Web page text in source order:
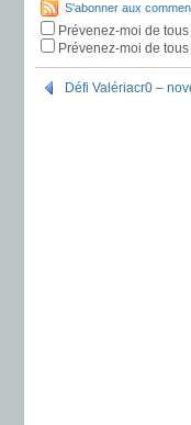
S'abonner aux
Prévenez-moi de
Prévenez-moi de
Défi Valériacr0 –